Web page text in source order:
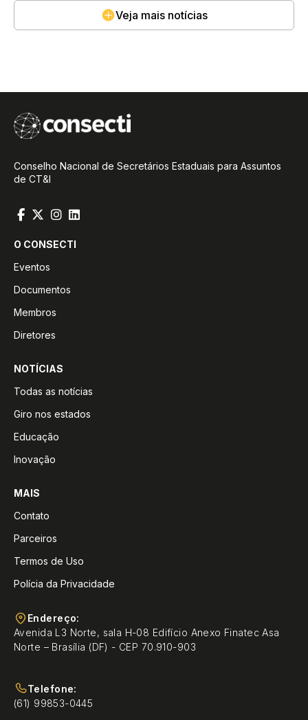
Veja mais notícias
Conselho Nacional de Secretários Estaduais para Assuntos
de CT&I
O CONSECTI
Eventos
Documentos
Membros
Diretores
NOTÍCIAS
Todas as notícias
Giro nos estados
Educação
Inovação
MAIS
Contato
Parceiros
Termos de Uso
Polícia da Privacidade
Endereço:
Avenida L3 Norte, sala H-08 Edifício Anexo Finatec Asa
Norte – Brasília (DF) - CEP 70.910-903
Telefone:
(61) 99853-0445